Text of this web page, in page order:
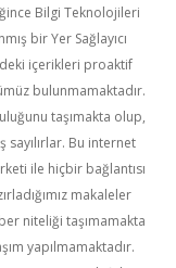
Bilgi Teknolojileri
bir Yer Sağlayıcı
içerikleri proaktif
bulunmamaktadır.
taşımakta olup,
Bu internet
ile hiçbir bağlantısı
makaleler
niteliği taşımamakta
yapılmamaktadır.